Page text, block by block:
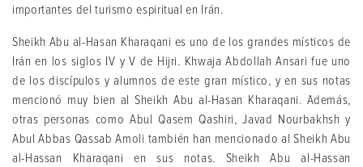
importantes del turismo espiritual en Irán.
Sheikh Abu al-Hasan Kharaqani es uno de los grandes místicos de
Irán en los siglos IV y V de Hijri. Khwaja Abdollah Ansari fue uno
de los discípulos y alumnos de este gran místico, y en sus notas
mencionó muy bien al Sheikh Abu al-Hasan Kharaqani. Además,
otras personas como Abul Qasem Qashiri, Javad Nourbakhsh y
Abul Abbas Qassab Amoli también han mencionado al Sheikh Abu
al-Hassan Kharaqani en sus notas. Sheikh Abu al-Hassan